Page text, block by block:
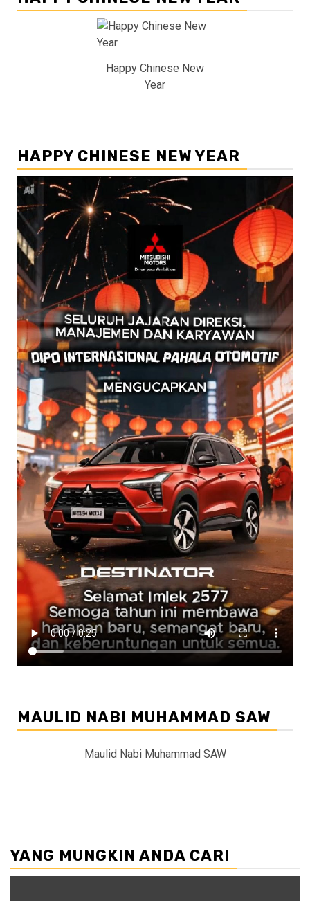
Happy Chinese New
Year
HAPPY CHINESE NEW YEAR
MAULID NABI MUHAMMAD SAW
Maulid Nabi Muhammad SAW
YANG MUNGKIN ANDA CARI